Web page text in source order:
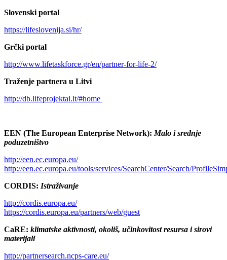
Slovenski portal
https://lifeslovenija.si/hr/
Grčki portal
http://www.lifetaskforce.gr/en/partner-for-life-2/
Traženje partnera u Litvi
http://db.lifeprojektai.lt/#home
EEN (The European Enterprise Network): Malo i srednje
poduzetništvo
http://een.ec.europa.eu/
http://een.ec.europa.eu/tools/services/SearchCenter/Search/
CORDIS: Istraživanje
http://cordis.europa.eu/
https://cordis.europa.eu/partners/web/guest
CaRE: klimatske aktivnosti, okoliš, učinkovitost resursa i sirovi
materijali
http://partnersearch.ncps-care.eu/